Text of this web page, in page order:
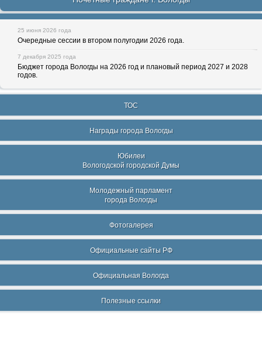
25 июня 2026 года
Очередные сессии в втором полугодии 2026 года.
7 декабря 2025 года
Бюджет города Вологды на 2026 год и плановый период 2027 и 2028
годов.
ТОС
Награды города Вологды
Юбилеи
Вологодской городской Думы
Молодежный парламент
города Вологды
Фотогалерея
Официальные сайты РФ
Официальная Вологда
Полезные ссылки